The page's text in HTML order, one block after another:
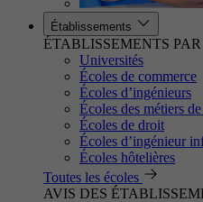
Établissements
ÉTABLISSEMENTS
Universités
Écoles de commerce
Écoles d’ingénieurs
Écoles des métiers
Écoles de droit
Écoles d’ingénieur
Écoles hôtelières
Toutes les écoles
AVIS DES